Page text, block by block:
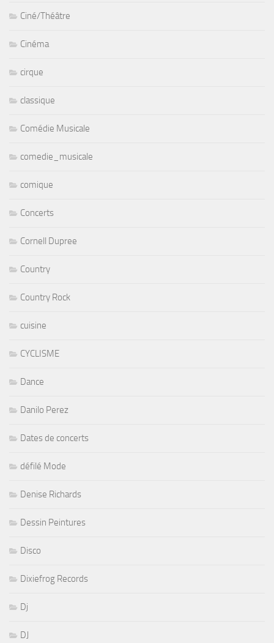
Ciné/Théâtre
Cinéma
cirque
classique
Comédie Musicale
comedie_musicale
comique
Concerts
Cornell Dupree
Country
Country Rock
cuisine
CYCLISME
Dance
Danilo Perez
Dates de concerts
défilé Mode
Denise Richards
Dessin Peintures
Disco
Dixiefrog Records
Dj
DJ